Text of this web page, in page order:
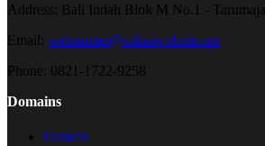
Address: Bali Indah Blok M No.1 -
Email: webmaster@solusiwebsite.net
Phone: 0821-1722-9258
Domains
Domain